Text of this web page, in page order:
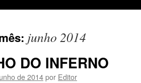
junho 2014
DO INFERNO
de 2014por Editor